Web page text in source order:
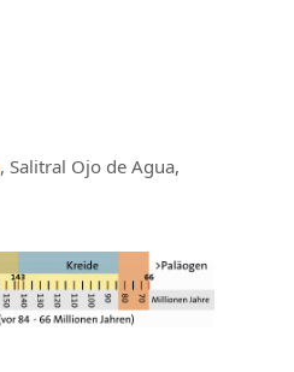
, Salitral Ojo de Agua,